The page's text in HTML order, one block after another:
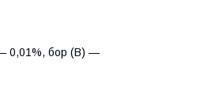
0,01%, бор (B) —